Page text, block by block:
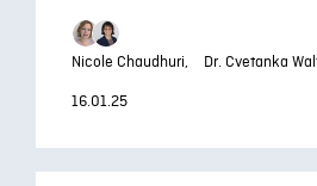
Nicole Chaudhuri,
Dr. Cvetanka
16.01.25